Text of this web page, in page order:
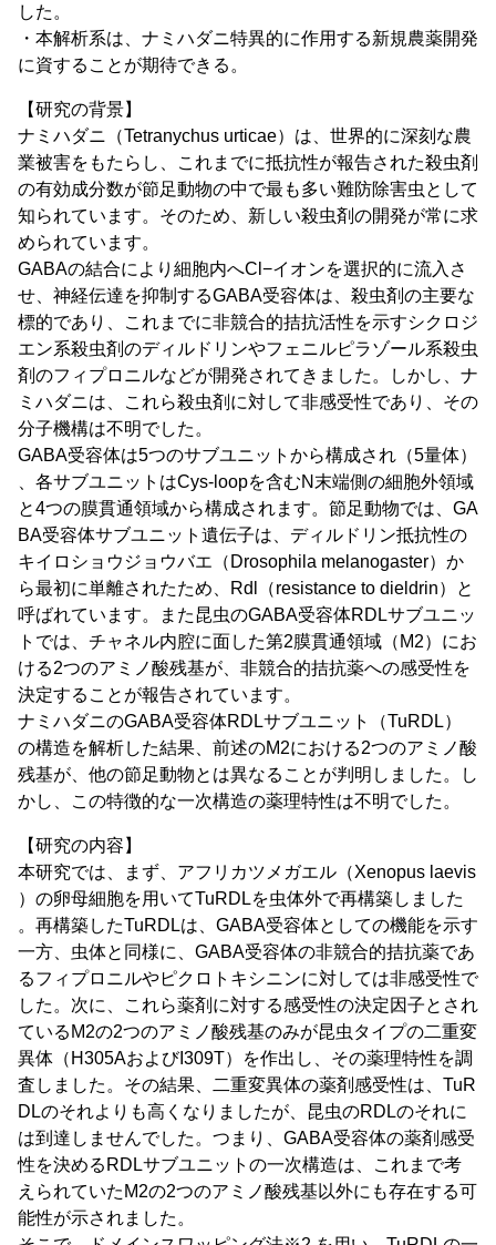
した。
・本解析系は、ナミハダニ特異的に作用する新規農薬開発
に資することが期待できる。
【研究の背景】
ナミハダニ（Tetranychus urticae）は、世界的に深刻な農
業被害をもたらし、これまでに抵抗性が報告された殺虫剤
の有効成分数が節足動物の中で最も多い難防除害虫として
知られています。そのため、新しい殺虫剤の開発が常に求
められています。
GABAの結合により細胞内へCl−イオンを選択的に流入さ
せ、神経伝達を抑制するGABA受容体は、殺虫剤の主要な
標的であり、これまでに非競合的拮抗活性を示すシクロジ
エン系殺虫剤のディルドリンやフェニルピラゾール系殺虫
剤のフィプロニルなどが開発されてきました。しかし、ナ
ミハダニは、これら殺虫剤に対して非感受性であり、その
分子機構は不明でした。
GABA受容体は5つのサブユニットから構成され（5量体）
、各サブユニットはCys-loopを含むN末端側の細胞外領域
と4つの膜貫通領域から構成されます。節足動物では、GA
BA受容体サブユニット遺伝子は、ディルドリン抵抗性の
キイロショウジョウバエ（Drosophila melanogaster）か
ら最初に単離されたため、Rdl（resistance to dieldrin）と
呼ばれています。また昆虫のGABA受容体RDLサブユニッ
トでは、チャネル内腔に面した第2膜貫通領域（M2）にお
ける2つのアミノ酸残基が、非競合的拮抗薬への感受性を
決定することが報告されています。
ナミハダニのGABA受容体RDLサブユニット（TuRDL）
の構造を解析した結果、前述のM2における2つのアミノ酸
残基が、他の節足動物とは異なることが判明しました。し
かし、この特徴的な一次構造の薬理特性は不明でした。
【研究の内容】
本研究では、まず、アフリカツメガエル（Xenopus laevis
）の卵母細胞を用いてTuRDLを虫体外で再構築しました
。再構築したTuRDLは、GABA受容体としての機能を示す
一方、虫体と同様に、GABA受容体の非競合的拮抗薬であ
るフィプロニルやピクロトキシニンに対しては非感受性で
した。次に、これら薬剤に対する感受性の決定因子とされ
ているM2の2つのアミノ酸残基のみが昆虫タイプの二重変
異体（H305AおよびI309T）を作出し、その薬理特性を調
査しました。その結果、二重変異体の薬剤感受性は、TuR
DLのそれよりも高くなりましたが、昆虫のRDLのそれに
は到達しませんでした。つまり、GABA受容体の薬剤感受
性を決めるRDLサブユニットの一次構造は、これまで考
えられていたM2の2つのアミノ酸残基以外にも存在する可
能性が示されました。